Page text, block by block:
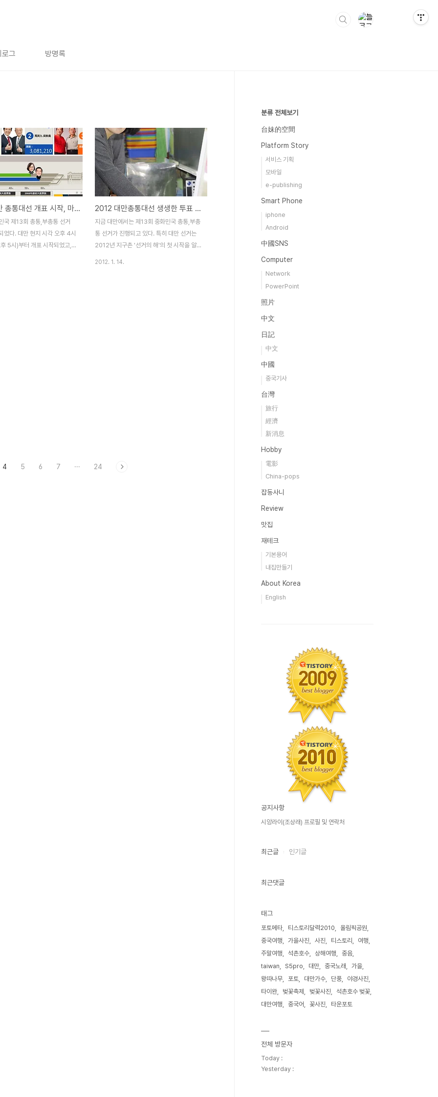
로그 방명록
2012 대만 총통대선 개표 시작, 마잉지우 앞서
국 제13회 총통,부총통 선거
었다. 대만 현지 시각 오후 4시
5시)부터 개표 시작되었고,
2012 대만총통대선 생생한 투표 현장
지금 대만에서는 제13회 중화민국 총통,부총
통 선거가 진행되고 있다. 특히 대만 선거는
2012년 지구촌 '선거의 해'의 첫 시작을 알
2012. 1. 14.
4 5 6 7 ··· 24
분류 전체보기
台妹的空間
Platform Story
서비스 기획
모바일
e-publishing
Smart Phone
iphone
Android
中國SNS
Computer
Network
PowerPoint
照片
中文
日記
中文
中國
중국기사
台灣
旅行
經濟
新消息
Hobby
電影
China-pops
잡동사니
Review
맛집
재테크
기본용어
내집만들기
About Korea
English
공지사항
시앙라이(조상래) 프로필 및 연락처
최근글 인기글
최근댓글
태그
포토메타 티스토리달력2010
올림픽공원
중국여행
가을사진 사진 티스토리
여행
주말여행
석촌호수 상해여행
중음
taiwan
S5pro 대만 중국노래
가을
왕따나무
포토 대만가수 단풍
야경사진
타이완
벚꽃축제 벚꽃사진
석촌호수 벚꽃
대만여행
중국어 꽃사진 타운포토
전체 방문자
Today :
Yesterday :